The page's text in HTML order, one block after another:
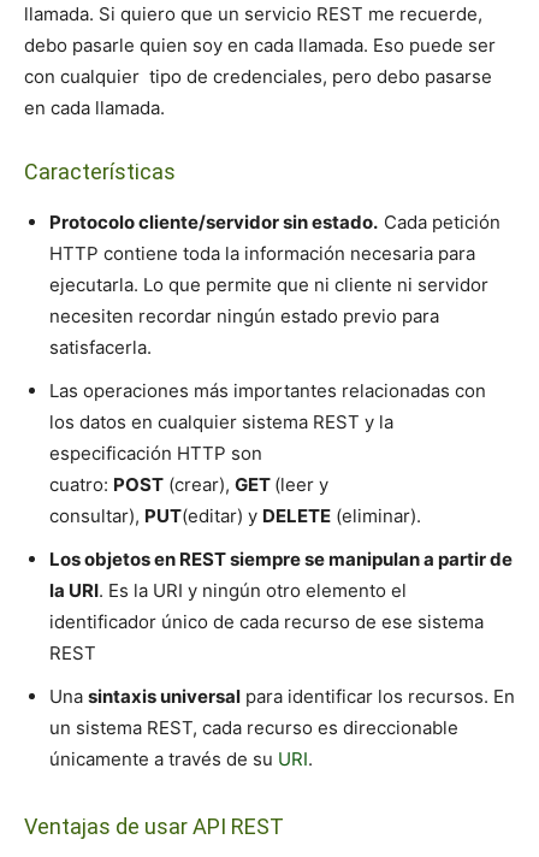
llamada. Si quiero que un servicio REST me recuerde,
debo pasarle quien soy en cada llamada. Eso puede ser
con cualquier tipo de credenciales, pero debo pasarse
en cada llamada.
Características
Protocolo cliente/servidor sin estado. Cada petición
HTTP contiene toda la información necesaria para
ejecutarla. Lo que permite que ni cliente ni servidor
necesiten recordar ningún estado previo para
satisfacerla.
Las operaciones más importantes relacionadas con
los datos en cualquier sistema REST y la
especificación HTTP son
cuatro: POST (crear), GET (leer y
consultar), PUT(editar) y DELETE (eliminar).
Los objetos en REST siempre se manipulan a partir de
la URI. Es la URI y ningún otro elemento el
identificador único de cada recurso de ese sistema
REST
Una sintaxis universal para identificar los recursos. En
un sistema REST, cada recurso es direccionable
únicamente a través de su URI.
Ventajas de usar API REST